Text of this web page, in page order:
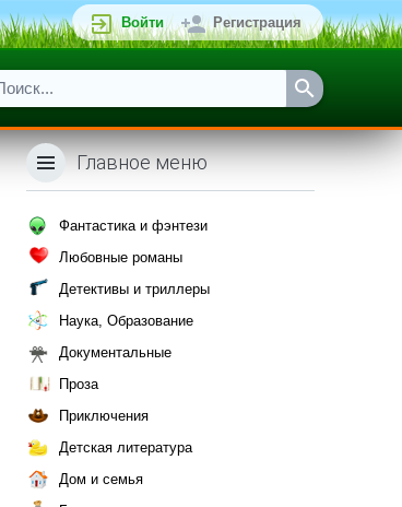
Войти Регистрация
Главное меню
Фантастика и фэнтези
Любовные романы
Детективы и триллеры
Наука, Образование
Документальные
Проза
Приключения
Детская литература
Дом и семья